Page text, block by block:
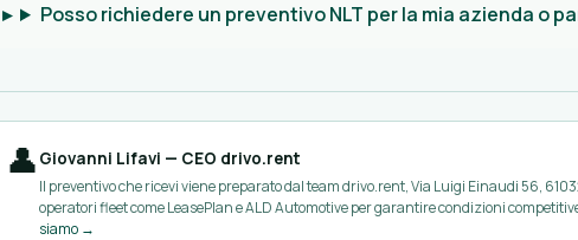
Posso richiedere un preventivo NLT per la mia azienda o
👤 Giovanni Lifavi — CEO drivo.rent
Il preventivo che ricevi viene preparato dal team drivo.rent, Via Luigi Einaudi 56,
operatori fleet come LeasePlan e ALD Automotive per garantire condizioni
siamo →